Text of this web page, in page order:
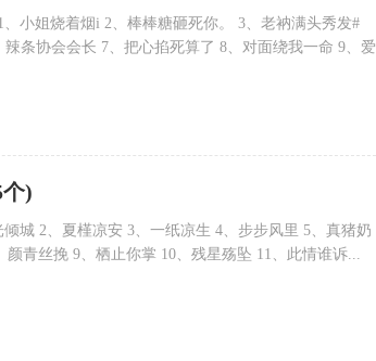
小姐烧着烟i 2、棒棒糖砸死你。 3、老衲满头秀发#
条协会会长 7、把心掐死算了 8、对面绕我一命 9、爱
)
城 2、夏槿凉安 3、一纸凉生 4、步步风里 5、真猪奶
青丝挽 9、栖止你掌 10、残星殇坠 11、此情谁诉...